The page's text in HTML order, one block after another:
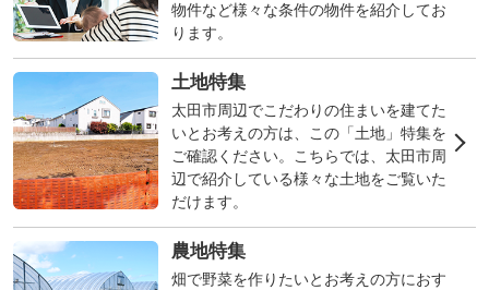
物件など様々な条件の物件を紹介してお
ります。
土地特集
太田市周辺でこだわりの住まいを建てた
いとお考えの方は、この「土地」特集を
ご確認ください。こちらでは、太田市周
辺で紹介している様々な土地をご覧いた
だけます。
農地特集
畑で野菜を作りたいとお考えの方におす